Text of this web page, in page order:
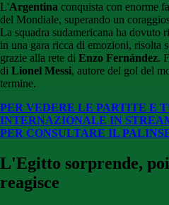
L'Argentina conquista con enorme
del Mondiale, superando un
La squadra sudamericana ha dovuto
in una gara ricca di emozioni, risolta
grazie alla rete di Enzo Fernández.
di Lionel Messi, autore del gol del
termine.
PER VEDERE LE PARTITE E
INTERNAZIONALE IN
PER CONSULTARE IL
L'Egitto sorprende,
reagisce